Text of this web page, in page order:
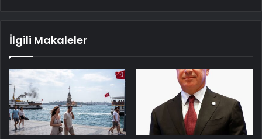
İlgili Makaleler